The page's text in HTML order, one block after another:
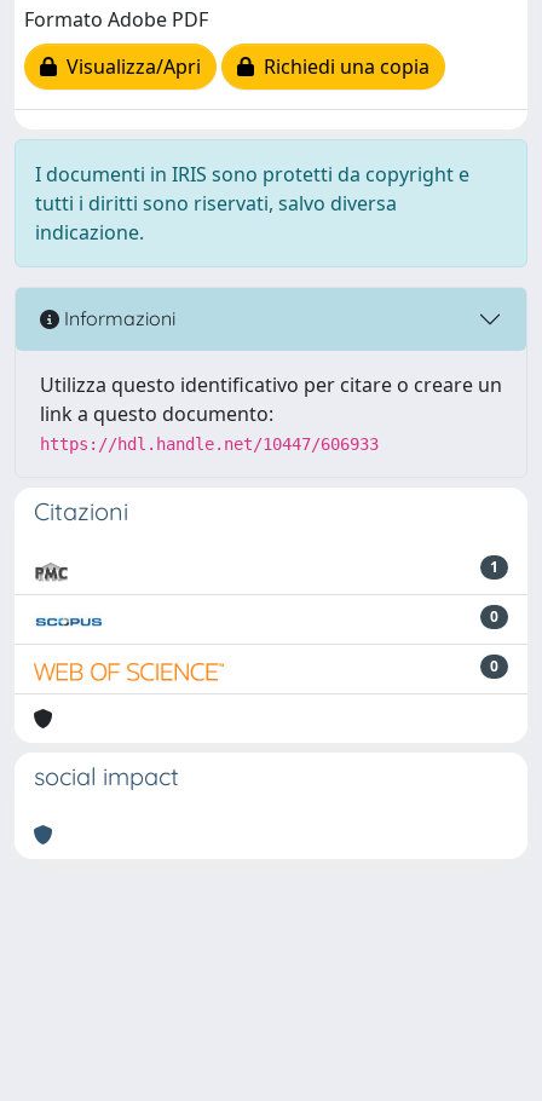
Formato Adobe PDF
Visualizza/Apri
Richiedi una copia
I documenti in IRIS sono protetti da copyright e
tutti i diritti sono riservati, salvo diversa
indicazione.
Informazioni
Utilizza questo identificativo per citare o creare un
link a questo documento:
https://hdl.handle.net/10447/606933
Citazioni
1
0
0
social impact